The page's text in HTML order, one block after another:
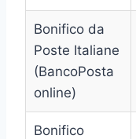
Bonifico da
Poste Italiane
(BancoPosta
online)
Bonifico